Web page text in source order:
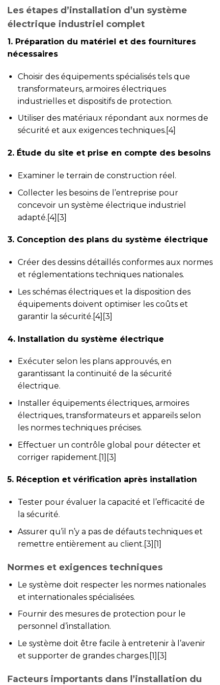
Les étapes d’installation d’un système
électrique industriel complet
1. Préparation du matériel et des fournitures
nécessaires
Choisir des équipements spécialisés tels que
transformateurs, armoires électriques
industrielles et dispositifs de protection.
Utiliser des matériaux répondant aux normes de
sécurité et aux exigences techniques.[4]
2. Étude du site et prise en compte des besoins
Examiner le terrain de construction réel.
Collecter les besoins de l’entreprise pour
concevoir un système électrique industriel
adapté.[4][3]
3. Conception des plans du système électrique
Créer des dessins détaillés conformes aux normes
et réglementations techniques nationales.
Les schémas électriques et la disposition des
équipements doivent optimiser les coûts et
garantir la sécurité.[4][3]
4. Installation du système électrique
Exécuter selon les plans approuvés, en
garantissant la continuité de la sécurité
électrique.
Installer équipements électriques, armoires
électriques, transformateurs et appareils selon
les normes techniques précises.
Effectuer un contrôle global pour détecter et
corriger rapidement.[1][3]
5. Réception et vérification après installation
Tester pour évaluer la capacité et l’efficacité de
la sécurité.
Assurer qu’il n’y a pas de défauts techniques et
remettre entièrement au client.[3][1]
Normes et exigences techniques
Le système doit respecter les normes nationales
et internationales spécialisées.
Fournir des mesures de protection pour le
personnel d’installation.
Le système doit être facile à entretenir à l’avenir
et supporter de grandes charges.[1][3]
Facteurs importants dans l’installation du